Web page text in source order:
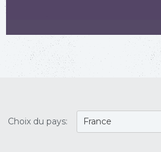
Choix du pays: